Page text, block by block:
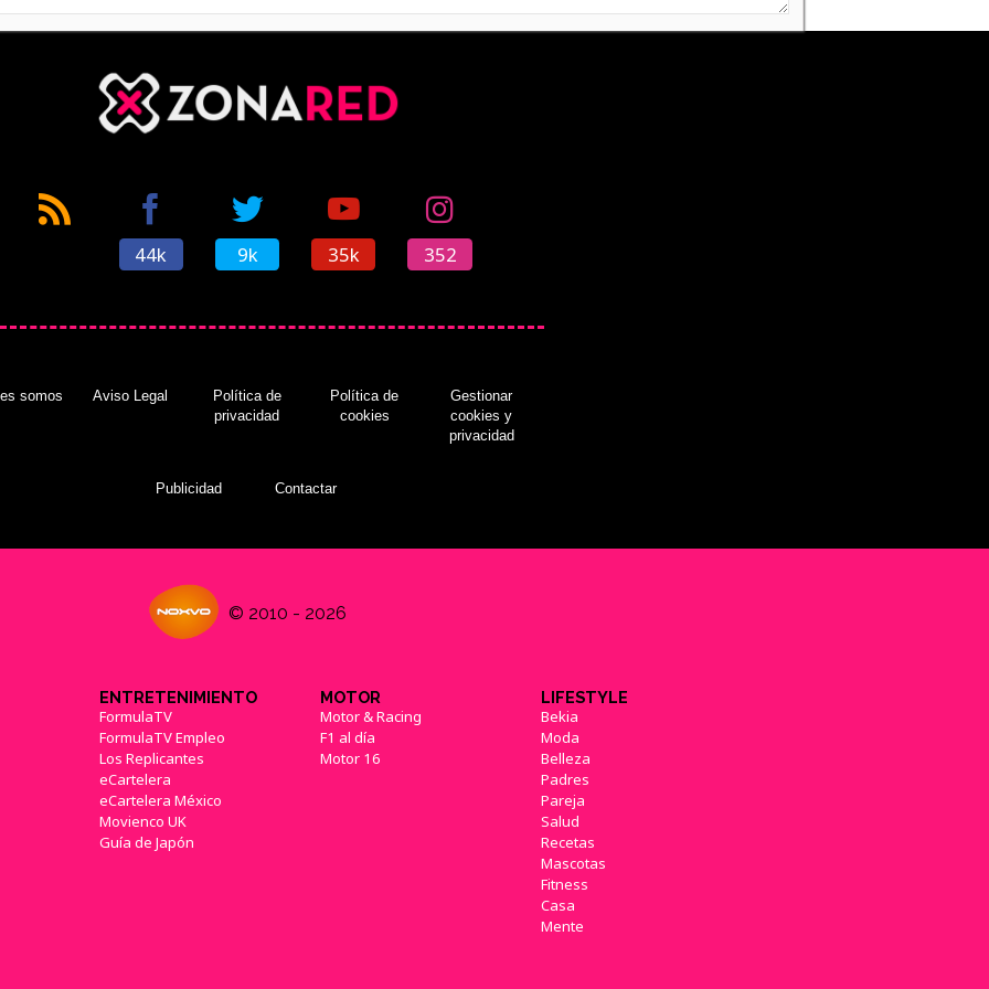
44k 9k 35k 352
somos Aviso Legal
Política de
privacidad
Política de
cookies
Gestionar
cookies y
privacidad
Publicidad Contactar
© 2010 - 2026
ENTRETENIMIENTO
FormulaTV
FormulaTV Empleo
Los Replicantes
eCartelera
eCartelera México
Movienco UK
Guía de Japón
MOTOR
Motor & Racing
F1 al día
Motor 16
LIFESTYLE
Bekia
Moda
Belleza
Padres
Pareja
Salud
Recetas
Mascotas
Fitness
Casa
Mente